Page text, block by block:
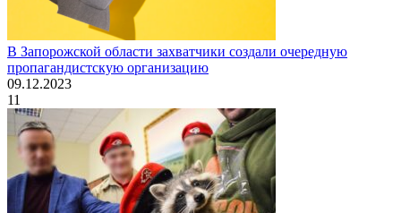
В Запорожской области захватчики создали очередную
пропагандистскую организацию
09.12.2023
11